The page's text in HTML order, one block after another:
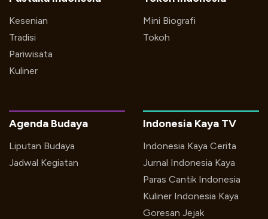
Kesenian
Tradisi
Pariwisata
Kuliner
Mini Biografi
Tokoh
Indonesia Kaya TV
Indonesia Kaya Cerita
Jurnal Indonesia Kaya
Paras Cantik Indonesia
Kuliner Indonesia Kaya
Goresan Jejak
Agenda Budaya
Liputan Budaya
Jadwal Kegiatan